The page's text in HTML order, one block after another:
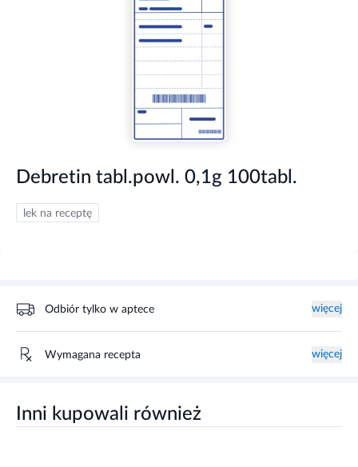
Debretin tabl.powl. 0,1g 100tabl.
lek na receptę
Odbiór tylko w aptece więcej
Wymagana recepta więcej
Inni kupowali również